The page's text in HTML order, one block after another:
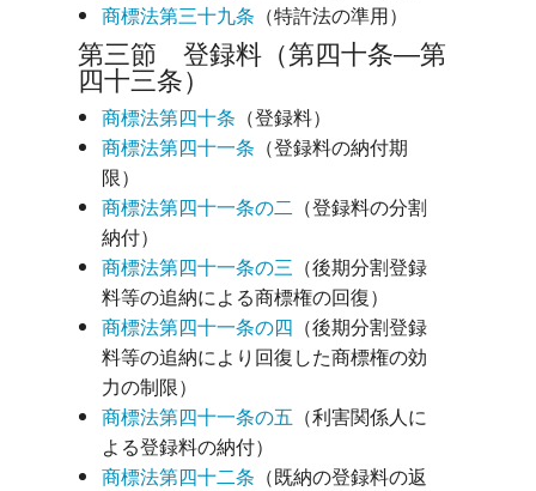
商標法第三十九条 （特許法の準用）
第三節 登録料（第四十条―第
四十三条）
商標法第四十条 （登録料）
商標法第四十一条 （登録料の納付期
限）
商標法第四十一条の二 （登録料の分割
納付）
商標法第四十一条の三 （後期分割登録
料等の追納による商標権の回復）
商標法第四十一条の四 （後期分割登録
料等の追納により回復した商標権の効
力の制限）
商標法第四十一条の五 （利害関係人に
よる登録料の納付）
商標法第四十二条 （既納の登録料の返